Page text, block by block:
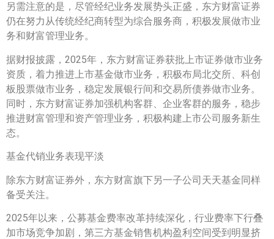
另需注意的是，尽管经纪业务发展势头正盛，东方财富证券
仍在努力从传统经纪商转型为综合服务商，积极发展做市业
务和财富管理业务。
据财报披露，2025年，东方财富证券获批上市证券做市业务
资质，着力推进上市基金做市业务，积极布局北交所、科创
板股票做市业务，稳定发展银行间和交易所债券做市业务。
同时，东方财富证券加强机构客群、企业客群的服务，稳步
推进财富管理和资产管理业务，积极构建上市公司服务新生
态。
基金代销业务表现平淡
除东方财富证券外，东方财富旗下另一子公司天天基金同样
备受关注。
2025年以来，公募基金费率改革持续深化，行业费率下行叠
加市场竞争加剧，第三方基金销售机构盈利空间受到明显挤